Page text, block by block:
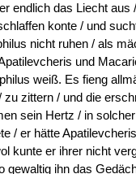
endlich das Liecht aus
konte / und
nicht ruhen / als
und
weiß. Es fieng
zu zittern / und die
sein Hertz / in
/ er hätte
kunte er ihrer nicht
gewaltig ihn das